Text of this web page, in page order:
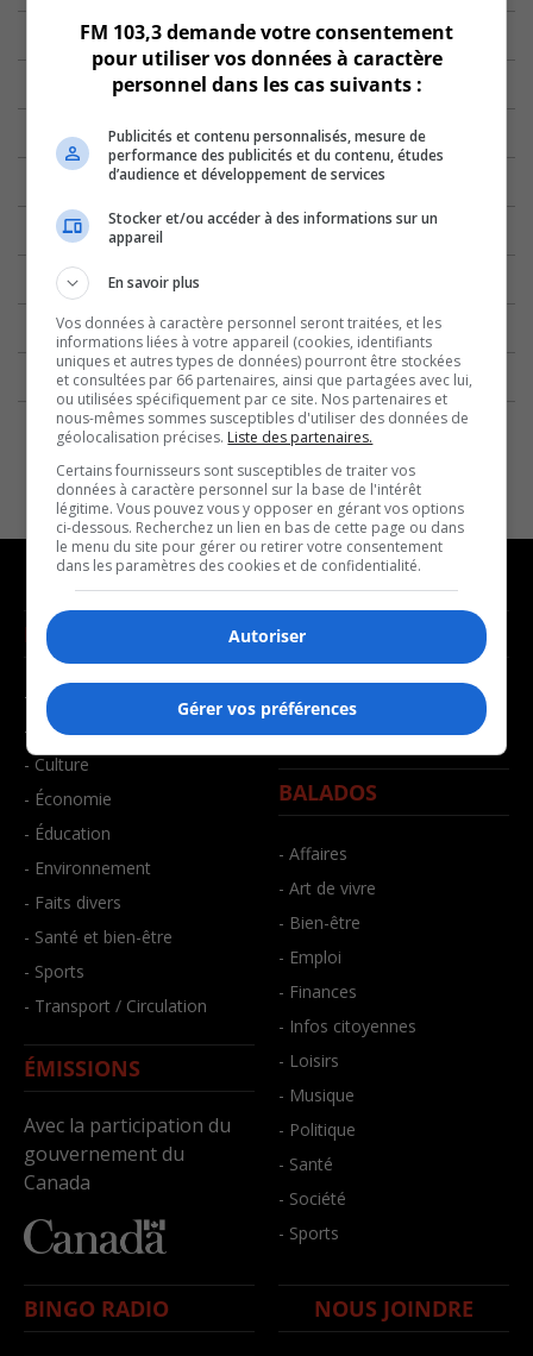
NOUVELLES
- Affaires municipales
- Communauté / Social
- Culture
- Économie
- Éducation
- Environnement
- Faits divers
- Santé et bien-être
- Sports
- Transport / Circulation
ÉMISSIONS
Avec la participation du
gouvernement du
Canada
MUSIQUE
- Joué récemment
BALADOS
- Affaires
- Art de vivre
- Bien-être
- Emploi
- Finances
- Infos citoyennes
- Loisirs
- Musique
- Politique
- Santé
- Société
- Sports
BINGO RADIO NOUS JOINDRE
FM 103,3 demande votre consentement
pour utiliser vos données à caractère
personnel dans les cas suivants :
Publicités et contenu personnalisés, mesure de
performance des publicités et du contenu, études
d’audience et développement de services
Stocker et/ou accéder à des informations sur un
appareil
En savoir plus
Vos données à caractère personnel seront traitées, et les
informations liées à votre appareil (cookies, identifiants
uniques et autres types de données) pourront être stockées
et consultées par 66 partenaires, ainsi que partagées avec lui,
ou utilisées spécifiquement par ce site. Nos partenaires et
nous-mêmes sommes susceptibles d'utiliser des données de
géolocalisation précises. Liste des partenaires.
Certains fournisseurs sont susceptibles de traiter vos
données à caractère personnel sur la base de l'intérêt
légitime. Vous pouvez vous y opposer en gérant vos options
ci-dessous. Recherchez un lien en bas de cette page ou dans
le menu du site pour gérer ou retirer votre consentement
dans les paramètres des cookies et de confidentialité.
Autoriser
Gérer vos préférences